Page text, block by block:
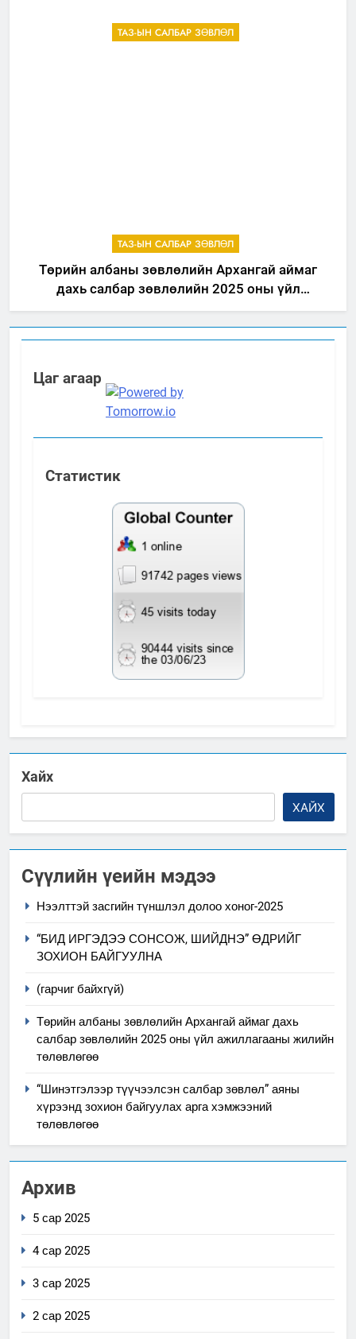
ТАЗ-ЫН САЛБАР ЗӨВЛӨЛ
ТАЗ-ЫН САЛБАР ЗӨВЛӨЛ
Төрийн албаны зөвлөлийн Архангай аймаг
дахь салбар зөвлөлийн 2025 оны үйл
ажиллагааны жилийн төлөвлөгөө
Цаг агаар
Статистик
Хайх
ХАЙХ
Сүүлийн үеийн мэдээ
Нээлттэй засгийн түншлэл долоо хоног-2025
“БИД ИРГЭДЭЭ СОНСОЖ, ШИЙДНЭ” ӨДРИЙГ
ЗОХИОН БАЙГУУЛНА
(гарчиг байхгүй)
Төрийн албаны зөвлөлийн Архангай аймаг дахь
салбар зөвлөлийн 2025 оны үйл ажиллагааны жилийн
төлөвлөгөө
“Шинэтгэлээр түүчээлсэн салбар зөвлөл” аяны
хүрээнд зохион байгуулах арга хэмжээний
төлөвлөгөө
Архив
5 сар 2025
4 сар 2025
3 сар 2025
2 сар 2025